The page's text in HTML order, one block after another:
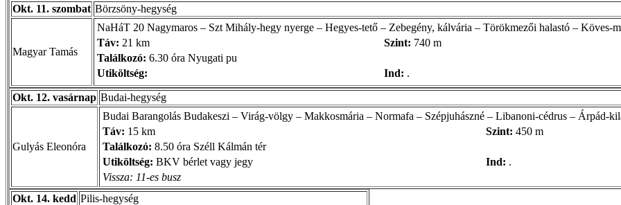
Okt. 11. szombat Börzsöny-hegység
Magyar Tamás
NaHáT 20 Nagymaros – Szt Mihály-hegy nyerge – Hegyes-tető – Zebegény, kálvária – Törökmezői halastó – Köves-
Táv: 21 km Szint: 740 m
Találkozó: 6.30 óra Nyugati pu
Utiköltség:
Ind: .
Okt. 12. vasárnap Budai-hegység
Gulyás Eleonóra
Budai Barangolás Budakeszi – Virág-völgy – Makkosmária – Normafa – Szépjuhászné – Libanoni-cédrus – Árpád-
Táv: 15 km Szint: 450 m
Találkozó: 8.50 óra Széll Kálmán tér
Utiköltség: BKV bérlet vagy jegy Ind: .
Vissza: 11-es busz
Okt. 14. kedd Pilis-hegység